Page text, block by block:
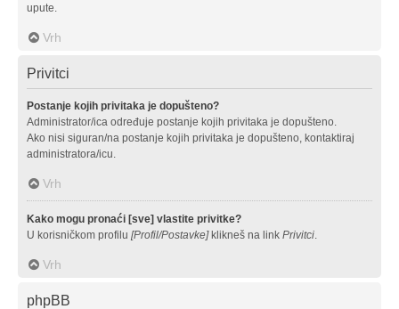
upute.
Vrh
Privitci
Postanje kojih privitaka je dopušteno?
Administrator/ica određuje postanje kojih privitaka je dopušteno.
Ako nisi siguran/na postanje kojih privitaka je dopušteno, kontaktiraj
administratora/icu.
Vrh
Kako mogu pronaći [sve] vlastite privitke?
U korisničkom profilu [Profil/Postavke]klikneš na link Privitci.
Vrh
phpBB